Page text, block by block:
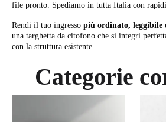
file pronto. Spediamo in tutta Italia con
Rendi il tuo ingresso più ordinato, leggibile
una targhetta da citofono che si integri
con la struttura esistente.
Categorie